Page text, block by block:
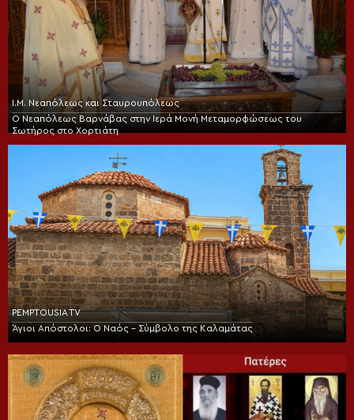
Ι.Μ. Νεαπόλεως και Σταυρουπόλεως
Ο Νεαπόλεως Βαρνάβας στην Ιερά Μονή Μεταμορφώσεως του
Σωτήρος στο Χορτιάτη
PEMPTOUSIA TV
Άγιοι Απόστολοι: Ο Ναός – Σύμβολο της Καλαμάτας